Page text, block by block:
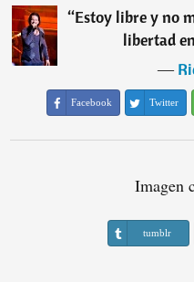
“Estoy libre y no
libertad
―
Facebook Twitter
Imagen
tumblr